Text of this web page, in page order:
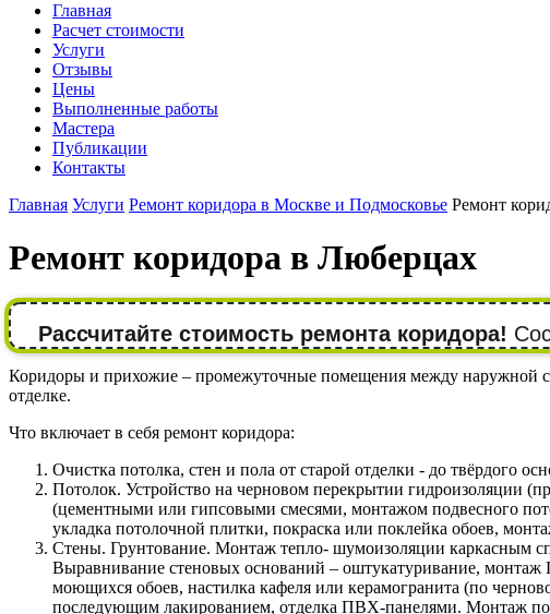
Главная
Расчет стоимости
Услуги
Отзывы
Цены
Выполненные работы
Мастера
Публикации
Контакты
Главная Услуги Ремонт коридора в Москве и Подмосковье Ремонт
Ремонт коридора в Люберцах
Рассчитайте стоимость ремонта коридора!
Коридоры и прихожие – промежуточные помещения между наружной
отделке.
Что включает в себя ремонт коридора:
Очистка потолка, стен и пола от старой отделки - до твёрдого
Потолок. Устройство на черновом перекрытии гидроизоляции
(цементными или гипсовыми смесями, монтажом подвесного
укладка потолочной плитки, покраска или поклейка обоев,
Стены. Грунтование. Монтаж тепло- шумоизоляции каркасным
Выравнивание стеновых оснований – оштукатуривание,
моющихся обоев, настилка кафеля или керамогранита (по
последующим лакированием, отделка ПВХ-панелями. Монтаж